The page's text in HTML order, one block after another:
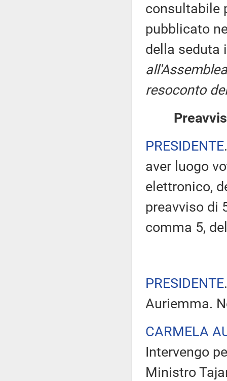
consultabile
pubblicato
della seduta
resoconto
PRESIDENTE
aver luogo
elettronico,
preavviso di
comma 5,
PRESIDENTE
Auriemma.
CARMELA
Intervengo
Ministro